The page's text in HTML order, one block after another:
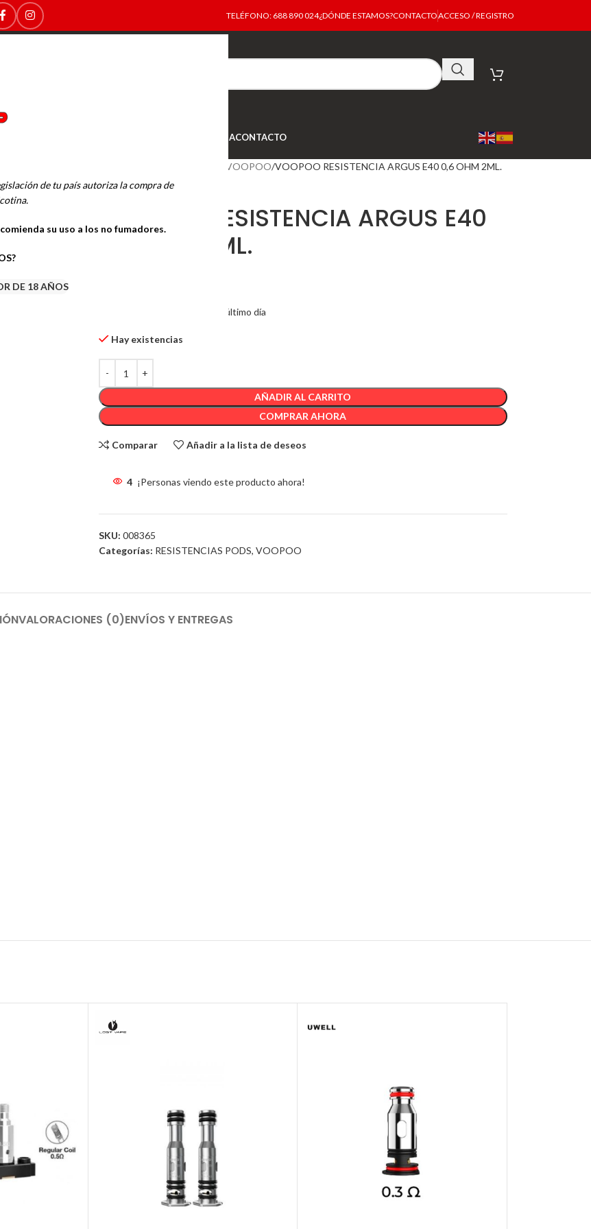
de tu país autoriza la compra de
su uso a los no fumadores.
DE 18 AÑOS
TELÉFONO: 688 890 024¿DÓNDE ESTAMOS?CONTACTOACCESO / REGISTRO
TIENDACONTACTO
VOOPOO VOOPOO RESISTENCIA ARGUS E40 0,6 OHM 2ML.
VOOPOO RESISTENCIA ARGUS E40
0,6 OHM 2ML.
Artículos Vendido en el último día
Hay existencias
AÑADIR AL CARRITO
COMPRAR AHORA
Comparar Añadir a la lista de deseos
4 ¡Personas viendo este producto ahora!
SKU: 008365
Categorías: RESISTENCIAS PODS, VOOPOO
VALORACIONES (0)ENVÍOS Y ENTREGAS